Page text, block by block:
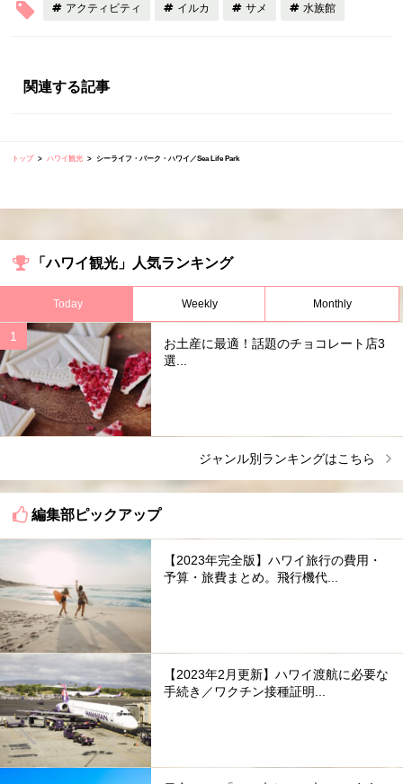
アクティビティ イルカ サメ 水族館
関連する記事
トップ ハワイ観光 シーライフ・パーク・ハワイ／Sea Life Park
「ハワイ観光」人気ランキング
Today Weekly Monthly
お土産に最適！話題のチョコレート店3
選...
ジャンル別ランキングはこちら
編集部ピックアップ
【2023年完全版】ハワイ旅行の費用・
予算・旅費まとめ。飛行機代...
【2023年2月更新】ハワイ渡航に必要な
手続き／ワクチン接種証明...